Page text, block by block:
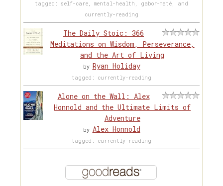
tagged: self-care, mental-health, gabor-maté, and
currently-reading
The Daily Stoic: 366
Meditations on Wisdom, Perseverance,
and the Art of Living
by Ryan Holiday
tagged: currently-reading
Alone on the Wall: Alex
Honnold and the Ultimate Limits of
Adventure
by Alex Honnold
tagged: currently-reading